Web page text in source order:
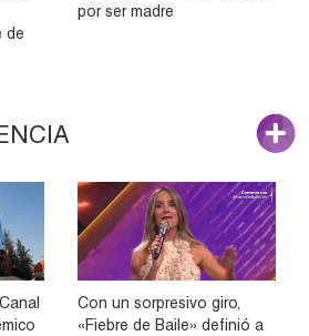
de
por ser madre
Con un sorpresivo giro,
«Fiebre de Baile» definió a